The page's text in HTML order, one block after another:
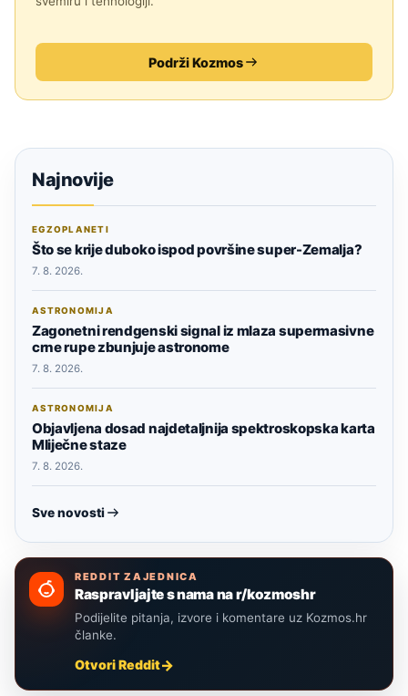
Podrži Kozmos
Najnovije
EGZOPLANETI
Što se krije duboko ispod površine super-Zemalja?
7. 8. 2026.
ASTRONOMIJA
Zagonetni rendgenski signal iz mlaza supermasivne
crne rupe zbunjuje astronome
7. 8. 2026.
ASTRONOMIJA
Objavljena dosad najdetaljnija spektroskopska karta
Mliječne staze
7. 8. 2026.
Sve novosti
REDDIT ZAJEDNICA
Raspravljajte s nama na r/kozmoshr
Podijelite pitanja, izvore i komentare uz Kozmos.hr
članke.
Otvori Reddit